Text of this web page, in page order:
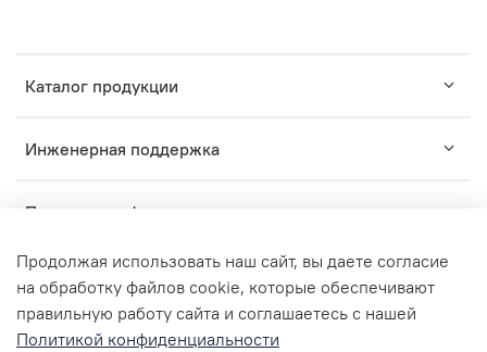
Каталог продукции
Инженерная поддержка
Помощь и информация
2015-2024ZARUS TM- комплексные решения для
Продолжая использовать наш сайт, вы даете согласие
на обработку файлов cookie, которые обеспечивают
правильную работу сайта и соглашаетесь с нашей
Политикой конфиденциальности